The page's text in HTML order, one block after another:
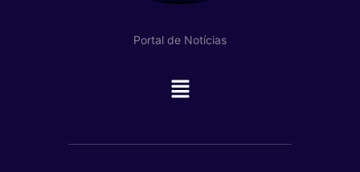
Portal de Notícias
Main